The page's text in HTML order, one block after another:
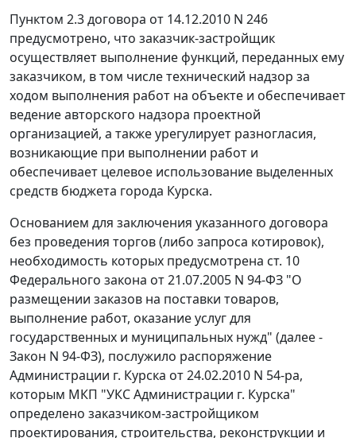
Пунктом 2.3 договора от 14.12.2010 N 246
предусмотрено, что заказчик-застройщик
осуществляет выполнение функций, переданных ему
заказчиком, в том числе технический надзор за
ходом выполнения работ на объекте и обеспечивает
ведение авторского надзора проектной
организацией, а также урегулирует разногласия,
возникающие при выполнении работ и
обеспечивает целевое использование выделенных
средств бюджета города Курска.
Основанием для заключения указанного договора
без проведения торгов (либо запроса котировок),
необходимость которых предусмотрена ст. 10
Федерального закона от 21.07.2005 N 94-ФЗ "О
размещении заказов на поставки товаров,
выполнение работ, оказание услуг для
государственных и муниципальных нужд" (далее -
Закон N 94-ФЗ), послужило распоряжение
Администрации г. Курска от 24.02.2010 N 54-ра,
которым МКП "УКС Администрации г. Курска"
определено заказчиком-застройщиком
проектирования, строительства, реконструкции и